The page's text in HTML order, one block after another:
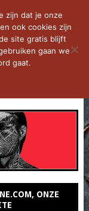
ONZE
zijn dat je onze
ook cookies zijn
site gratis blijft
gaan we
gaat.